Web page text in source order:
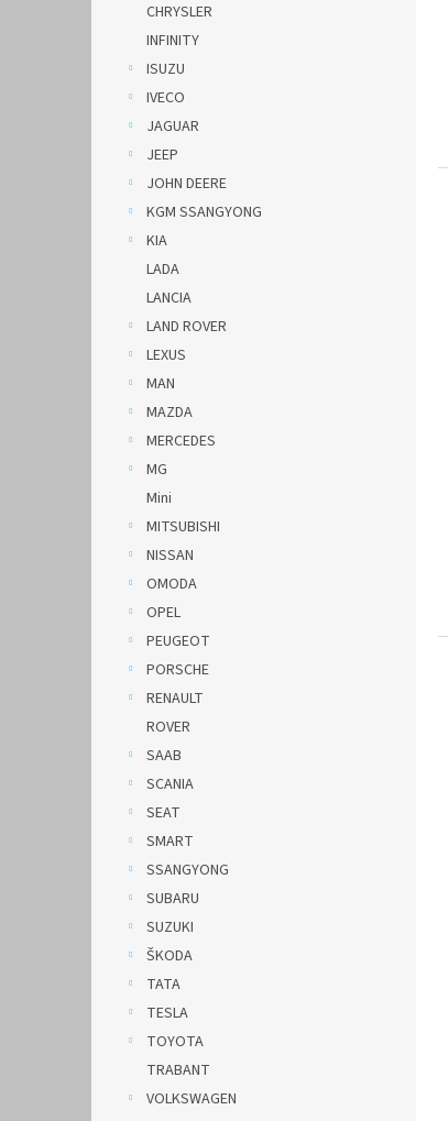
CHRYSLER
INFINITY
ISUZU
IVECO
JAGUAR
JEEP
JOHN DEERE
KGM SSANGYONG
KIA
LADA
LANCIA
LAND ROVER
LEXUS
MAN
MAZDA
MERCEDES
MG
Mini
MITSUBISHI
NISSAN
OMODA
OPEL
PEUGEOT
PORSCHE
RENAULT
ROVER
SAAB
SCANIA
SEAT
SMART
SSANGYONG
SUBARU
SUZUKI
ŠKODA
TATA
TESLA
TOYOTA
TRABANT
VOLKSWAGEN